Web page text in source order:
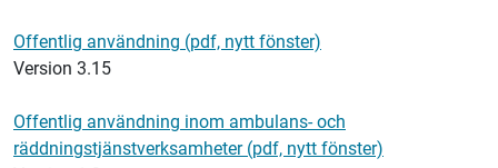
Offentlig användning (pdf, nytt fönster)
Version 3.15
Offentlig användning inom ambulans- och
räddningstjänstverksamheter (pdf, nytt fönster)